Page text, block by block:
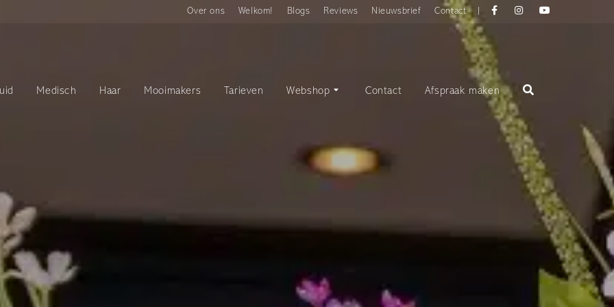
Over ons Welkom! Blogs Reviews Nieuwsbrief Contact Facebookinstagram
Medisch Haar Mooimakers Tarieven Webshop Contact Afspraak maken